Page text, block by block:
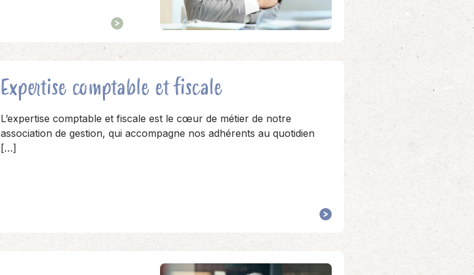
Expertise comptable et fiscale
L’expertise comptable et fiscale est le cœur de métier de notre
association de gestion, qui accompagne nos adhérents au quotidien
[…]